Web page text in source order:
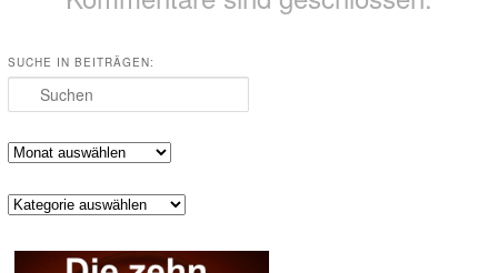
SUCHE IN BEITRÄGEN:
Suchen